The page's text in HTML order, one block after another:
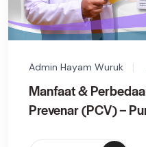
Admin Hayam Wuruk
Manfaat &
Prevenar (PCV) –